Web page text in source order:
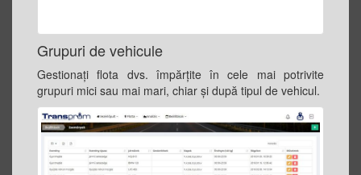
Grupuri de vehicule
Gestionați flota dvs. împărţite în cele mai potrivite
grupuri mici sau mai mari, chiar și după tipul de vehicul.